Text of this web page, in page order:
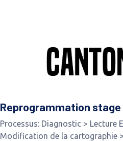
Reprogrammation stage
Processus: Diagnostic > Lecture
Modification de la cartographie